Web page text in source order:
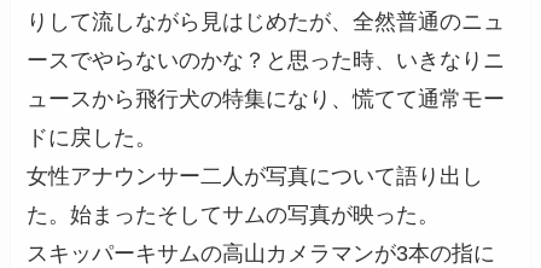
りして流しながら見はじめたが、全然普通のニュ
ースでやらないのかな？と思った時、いきなりニ
ュースから飛行犬の特集になり、慌てて通常モー
ドに戻した。
女性アナウンサー二人が写真について語り出し
た。始まったそしてサムの写真が映った。
スキッパーキサムの高山カメラマンが3本の指に